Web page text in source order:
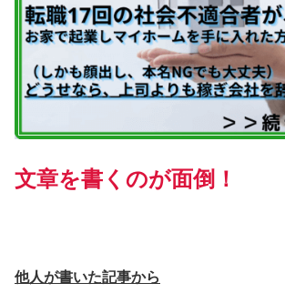
文章を書くのが面倒！
他人が書いた記事から